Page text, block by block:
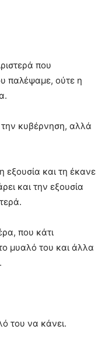
που
παλέψαμε, ούτε η
την κυβέρνηση, αλλά
εξουσία και τη έκανε
και την εξουσία
που κάτι
μυαλό του και άλλα
του να κάνει.